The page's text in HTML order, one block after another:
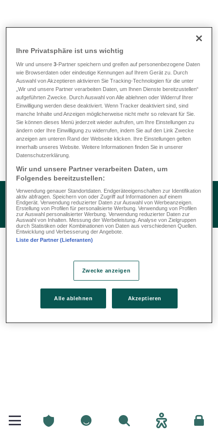
PrivatclientenPrivatclientenSichen Accessibilitéit
Wéi laang hunn ech Zäit, fir
meng Facturen anzereechen?
Den Usproch op Versécherungsleeschtunge leeft 3 Joer
nom Datum vun der éischter Behandlung, déi op der
jeeweileger Facture steet, of.
Ihre Privatsphäre ist uns wichtig
Wir und unsere3-Partner speichern und greifen auf personenbezogene Daten
wie Browserdaten oder eindeutige Kennungen auf Ihrem Gerät zu. Durch
Auswahl von Akzeptieren aktivieren Sie Tracking-Technologien für die unter
„Wir und unsere Partner verarbeiten Daten, um Ihnen Dienste bereitzustellen“
aufgeführten Zwecke. Durch Auswahl von Alle ablehnen oder Widerruf Ihrer
Einwilligung werden diese deaktiviert. Wenn Tracker deaktiviert sind, sind
manche Inhalte und Anzeigen möglicherweise nicht mehr so relevant für Sie.
Sie können dieses Menü jederzeit wieder aufrufen, um Ihre Einstellungen zu
ändern oder Ihre Einwilligung zu widerrufen, indem Sie auf den Link Zwecke
anzeigen am unteren Rand der Webseite klicken. Ihre Einstellungen gelten
innerhalb unseres Website. Weitere Informationen finden Sie in unserer
Datenschutzerklärung.
Wir und unsere Partner verarbeiten Daten, um
Folgendes bereitzustellen:
Verwendung genauer Standortdaten. Endgeräteeigenschaften zur Identifikation
aktiv abfragen. Speichern von oder Zugriff auf Informationen auf einem
Endgerät. Verwendung reduzierter Daten zur Auswahl von Werbeanzeigen.
Erstellung von Profilen für personalisierte Werbung. Verwendung von Profilen
zur Auswahl personalisierter Werbung. Verwendung reduzierter Daten zur
Auswahl von Inhalten. Messung der Werbeleistung. Analyse von Zielgruppen
durch Statistiken oder Kombinationen von Daten aus verschiedenen Quellen.
Entwicklung und Verbesserung der Angebote.
Liste der Partner (Lieferanten)
Zwecke anzeigen
Alle ablehnen Akzeptieren